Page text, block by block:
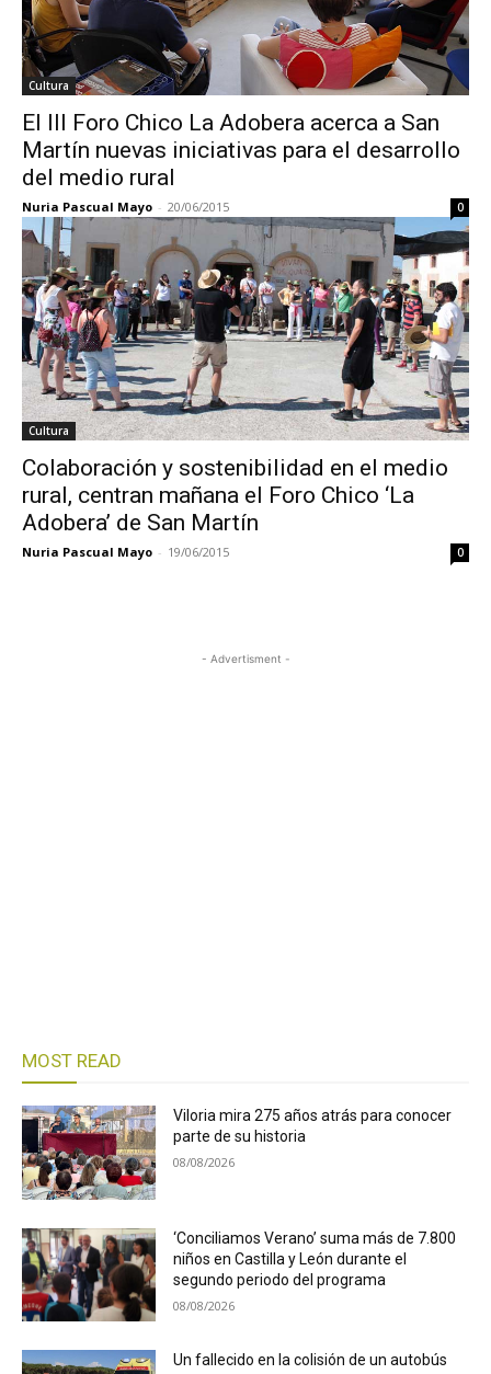
Cultura
El III Foro Chico La Adobera acerca a San
Martín nuevas iniciativas para el desarrollo
del medio rural
Nuria Pascual Mayo - 20/06/2015 0
Cultura
Colaboración y sostenibilidad en el medio
rural, centran mañana el Foro Chico ‘La
Adobera’ de San Martín
Nuria Pascual Mayo - 19/06/2015 0
- Advertisment -
MOST READ
Viloria mira 275 años atrás para conocer
parte de su historia
08/08/2026
‘Conciliamos Verano’ suma más de 7.800
niños en Castilla y León durante el
segundo periodo del programa
08/08/2026
Un fallecido en la colisión de un autobús